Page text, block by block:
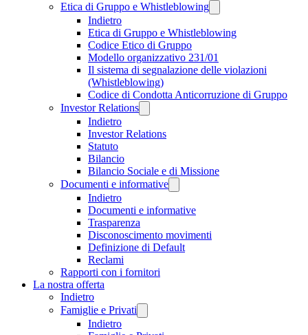
Etica di Gruppo e Whistleblowing
Indietro
Etica di Gruppo e Whistleblowing
Codice Etico di Gruppo
Modello organizzativo 231/01
Il sistema di segnalazione delle violazioni
(Whistleblowing)
Codice di Condotta Anticorruzione di Gruppo
Investor Relations
Indietro
Investor Relations
Statuto
Bilancio
Bilancio Sociale e di Missione
Documenti e informative
Indietro
Documenti e informative
Trasparenza
Disconoscimento movimenti
Definizione di Default
Reclami
Rapporti con i fornitori
La nostra offerta
Indietro
Famiglie e Privati
Indietro